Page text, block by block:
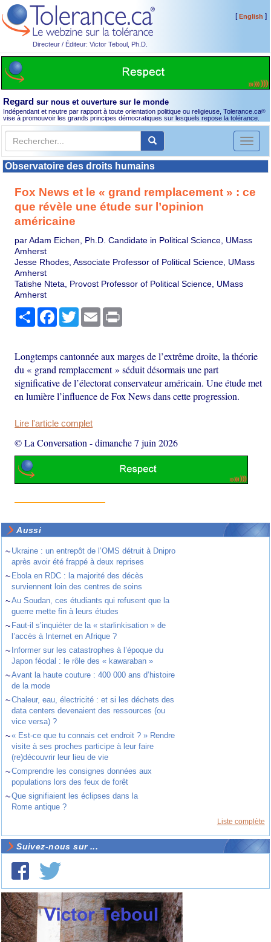
Directeur / Éditeur: Victor Teboul, Ph.D.
[English ]
Regard sur nous et ouverture sur le monde
Indépendant et neutre par rapport à toute orientation politique ou religieuse, Tolerance.ca®
vise à promouvoir les grands principes démocratiques sur lesquels repose la tolérance.
Toggle
Observatoire des droits humains
Fox News et le « grand remplacement » : ce
que révèle une étude sur l’opinion
américaine
par Adam Eichen, Ph.D. Candidate in Political Science, UMass
Amherst
Jesse Rhodes, Associate Professor of Political Science, UMass
Amherst
Tatishe Nteta, Provost Professor of Political Science, UMass
Amherst
PartagerFacebook
TwitterEmail
Longtemps cantonnée aux marges de l’extrême droite, la théorie
du « grand remplacement » séduit désormais une part
significative de l’électorat conservateur américain. Une étude met
en lumière l’influence de Fox News dans cette progression.
Lire l'article complet
© La Conversation -dimanche 7 juin 2026
Aussi
~ Ukraine : un entrepôt de l’OMS détruit à Dnipro
après avoir été frappé à deux reprises
~ Ebola en RDC : la majorité des décès
surviennent loin des centres de soins
~Au Soudan, ces étudiants qui refusent que la
guerre mette fin à leurs études
~ Faut-il s’inquiéter de la « starlinkisation » de
l’accès à Internet en Afrique ?
~ Informer sur les catastrophes à l’époque du
Japon féodal : le rôle des « kawaraban »
~Avant la haute couture : 400 000 ans d’histoire
de la mode
~Chaleur, eau, électricité : et si les déchets des
data centers devenaient des ressources (ou
vice versa) ?
~« Est-ce que tu connais cet endroit ? » Rendre
visite à ses proches participe à leur faire
(re)découvrir leur lieu de vie
~Comprendre les consignes données aux
populations lors des feux de forêt
~Que signifiaient les éclipses dans la
Rome antique ?
Liste complète
Suivez-nous sur ...